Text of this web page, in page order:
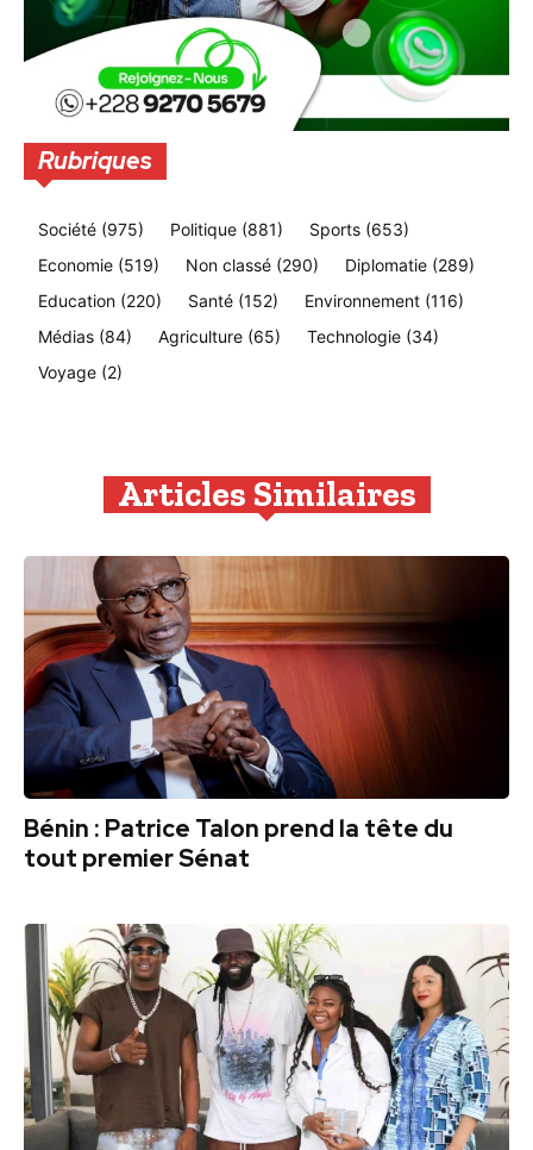
Rubriques
Société (975) Politique (881) Sports (653)
Economie (519) Non classé (290) Diplomatie (289)
Education (220) Santé (152) Environnement (116)
Médias (84) Agriculture (65) Technologie (34)
Voyage (2)
Articles Similaires
Bénin : Patrice Talon prend la tête du
tout premier Sénat